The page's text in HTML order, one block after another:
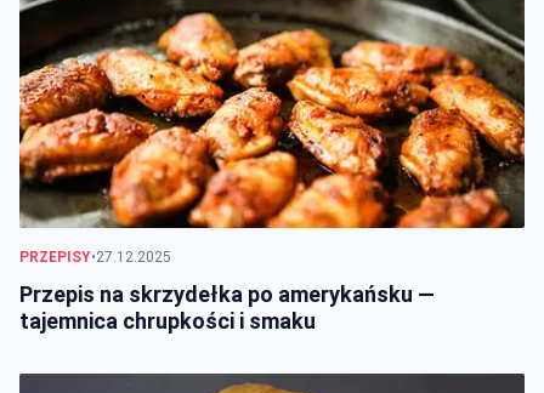
PRZEPISY•27.12.2025
Przepis na skrzydełka po amerykańsku —
tajemnica chrupkości i smaku